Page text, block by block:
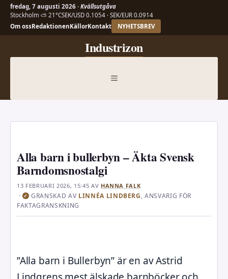
fredag, 7 augusti 2026 · Kvällsutgåva
Stockholm ⛅ 21°CSEK/USD 0.1054 · SEK/EUR 0.0914
Om ossRedaktionenKällorKontakt NYHETSBREV
Industrizon
MENY
Alla barn i bullerbyn – Äkta Svensk
Barndomsnostalgi
13 FEBRUARI 2026, 15:45 AV HANNA FALK
· ✓ GRANSKAD AV LINNÉA LINDBERG, ANSVARIG FÖR
FAKTAGRANSKNING
”Alla barn i Bullerbyn” är en av Astrid